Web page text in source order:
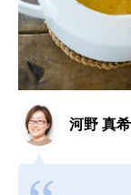
河野 真